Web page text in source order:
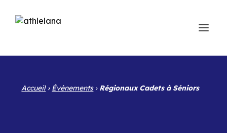
Accueil› Évènements› Régionaux Cadets à Séniors